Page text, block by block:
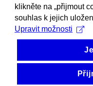
klikněte na „přijmout
souhlas k jejich
Upravit možnosti